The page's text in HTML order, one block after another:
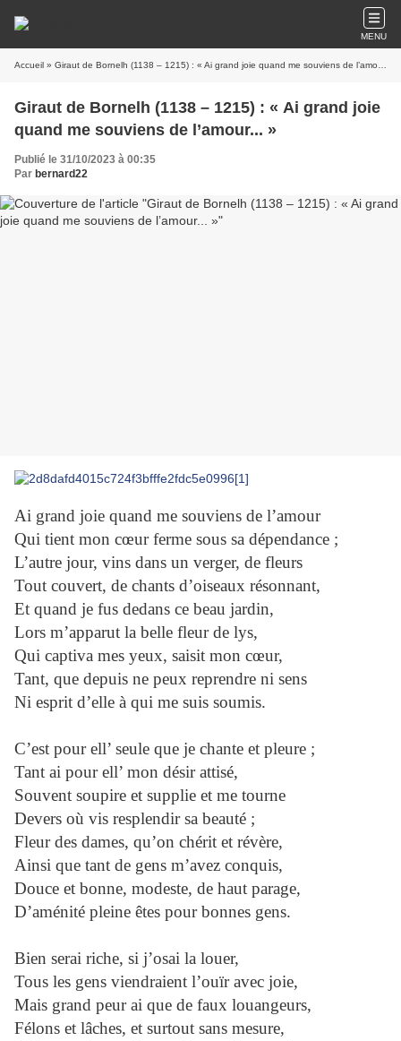
MENU
Accueil » Giraut de Bornelh (1138 – 1215) : « Ai grand joie quand me souviens de l’amour... »
Giraut de Bornelh (1138 – 1215) : « Ai grand joie
quand me souviens de l’amour... »
Publié le 31/10/2023 à 00:35
Par bernard22
Ai grand joie quand me souviens de l’amour
Qui tient mon cœur ferme sous sa dépendance ;
L’autre jour, vins dans un verger, de fleurs
Tout couvert, de chants d’oiseaux résonnant,
Et quand je fus dedans ce beau jardin,
Lors m’apparut la belle fleur de lys,
Qui captiva mes yeux, saisit mon cœur,
Tant, que depuis ne peux reprendre ni sens
Ni esprit d’elle à qui me suis soumis.
C’est pour ell’ seule que je chante et pleure ;
Tant ai pour ell’ mon désir attisé,
Souvent soupire et supplie et me tourne
Devers où vis resplendir sa beauté ;
Fleur des dames, qu’on chérit et révère,
Ainsi que tant de gens m’avez conquis,
Douce et bonne, modeste, de haut parage,
D’aménité pleine êtes pour bonnes gens.
Bien serai riche, si j’osai la louer,
Tous les gens viendraient l’ouïr avec joie,
Mais grand peur ai que de faux louangeurs,
Félons et lâches, et surtout sans mesure,